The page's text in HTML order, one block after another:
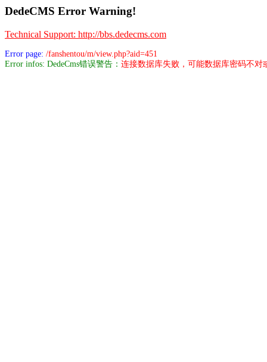
DedeCMS Error Warning!
Technical Support: http://bbs.dedecms.com
Error page: /fanshentou/m/view.php?aid=451
Error infos: DedeCms错误警告： 连接数据库失败，可能数据库密码不对